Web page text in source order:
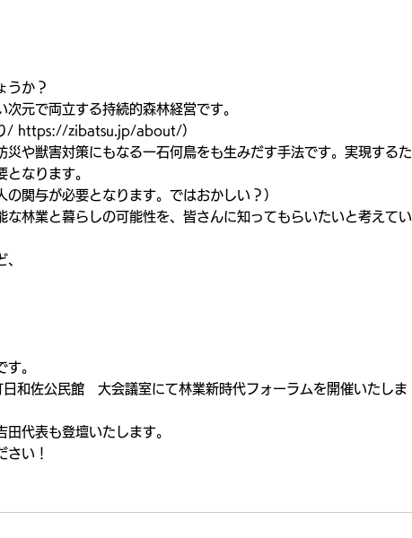
うか？
元で両立する持続的森林経営です。
り/ https://zibatsu.jp/about/）
災や獣害対策にもなる一石何鳥をも生みだす手法です。実現するた
なります。
の関与が必要となります。ではおかしい？）
林業と暮らしの可能性を、皆さんに知ってもらいたいと考えてい
。
和佐公民館　大会議室にて林業新時代フォーラムを開催いたしま
代表も登壇いたします。
さい！